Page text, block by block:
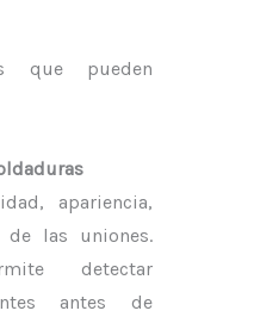
que pueden
apariencia,
de las uniones.
detectar
antes de